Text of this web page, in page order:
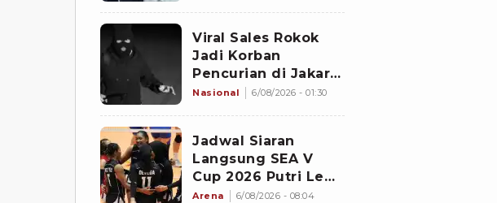
Viral Sales Rokok
Jadi Korban
Pencurian di Jakarta
Barat, Sejumlah
Nasional 6/08/2026 - 01:30
Jadwal Siaran
Langsung SEA V
Cup 2026 Putri Leg
2: Timnas Voli Putri
Arena 6/08/2026 - 08:04